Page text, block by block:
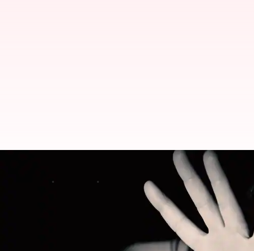
केरल: अस्पताल के रास्ते में एंबुलेंस ड्राइवर
केरल के पथनमथिट्टा जिले में कोरोना संक्रमित महिला से रेप का
पुलिस ने बताया कि संक्रमित पाए जाने के बाद महिला को